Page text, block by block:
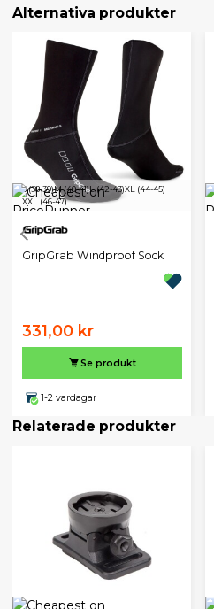
Alternativa produkter
S (38-39)M (40-41)L (42-43)XL (44-45)
XXL (46-47)
GripGrab Windproof Sock
331,00 kr
Se produkt
1-2 vardagar
Relaterade produkter